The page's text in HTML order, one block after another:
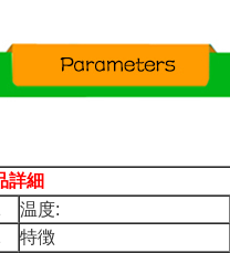
詳細
温度:
特徴